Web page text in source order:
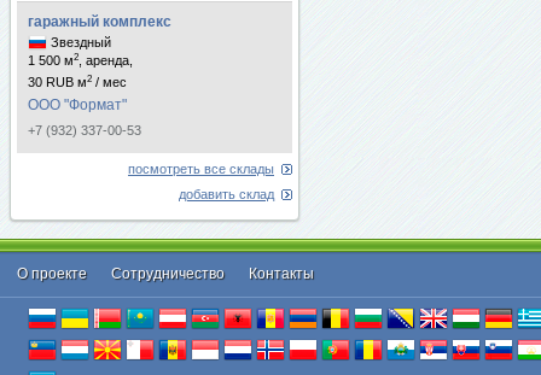
гаражный комплекс
Звездный
1 500 м2
, аренда,
30 RUB м2 / мес
ООО "Формат"
+7 (932) 337-00-53
посмотреть все склады
добавить склад
О проекте Cотрудничество Контакты